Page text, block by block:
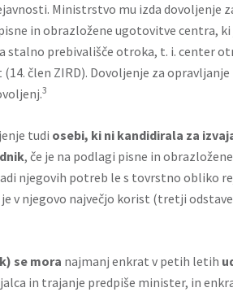
Ministrstvo mu izda dovoljenje
in obrazložene ugotovitve centra,
prebivališče otroka, t. i. center
člen ZIRD). Dovoljenje za opravljanje
3
tudi osebi, ki ni kandidirala za
, če je na podlagi pisne in
njegovih potreb le s tovrstno obliko
v njegovo največjo korist (tretji
se mora najmanj enkrat v petih letih
in trajanje predpiše minister, in